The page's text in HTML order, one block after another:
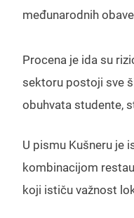
međunarodnih
Procena je ida su
sektoru postoji sve
obuhvata studente,
U pismu Kušneru je
kombinacijom
koji ističu važnost